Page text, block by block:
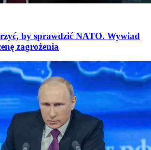
by sprawdzić NATO. Wywiad
zagrożenia